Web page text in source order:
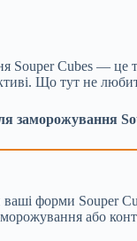
Souper Cubes — це
Що тут не
заморожування
форми Souper
або